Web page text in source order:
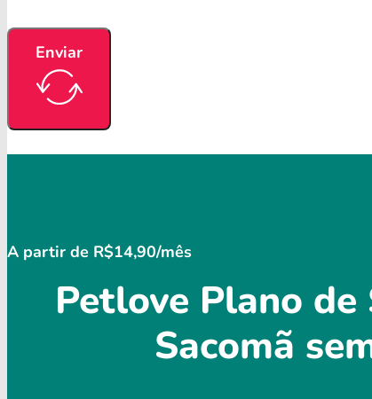
Enviar
A partir de R$14,90/mês
Petlove Plano de
Sacomã